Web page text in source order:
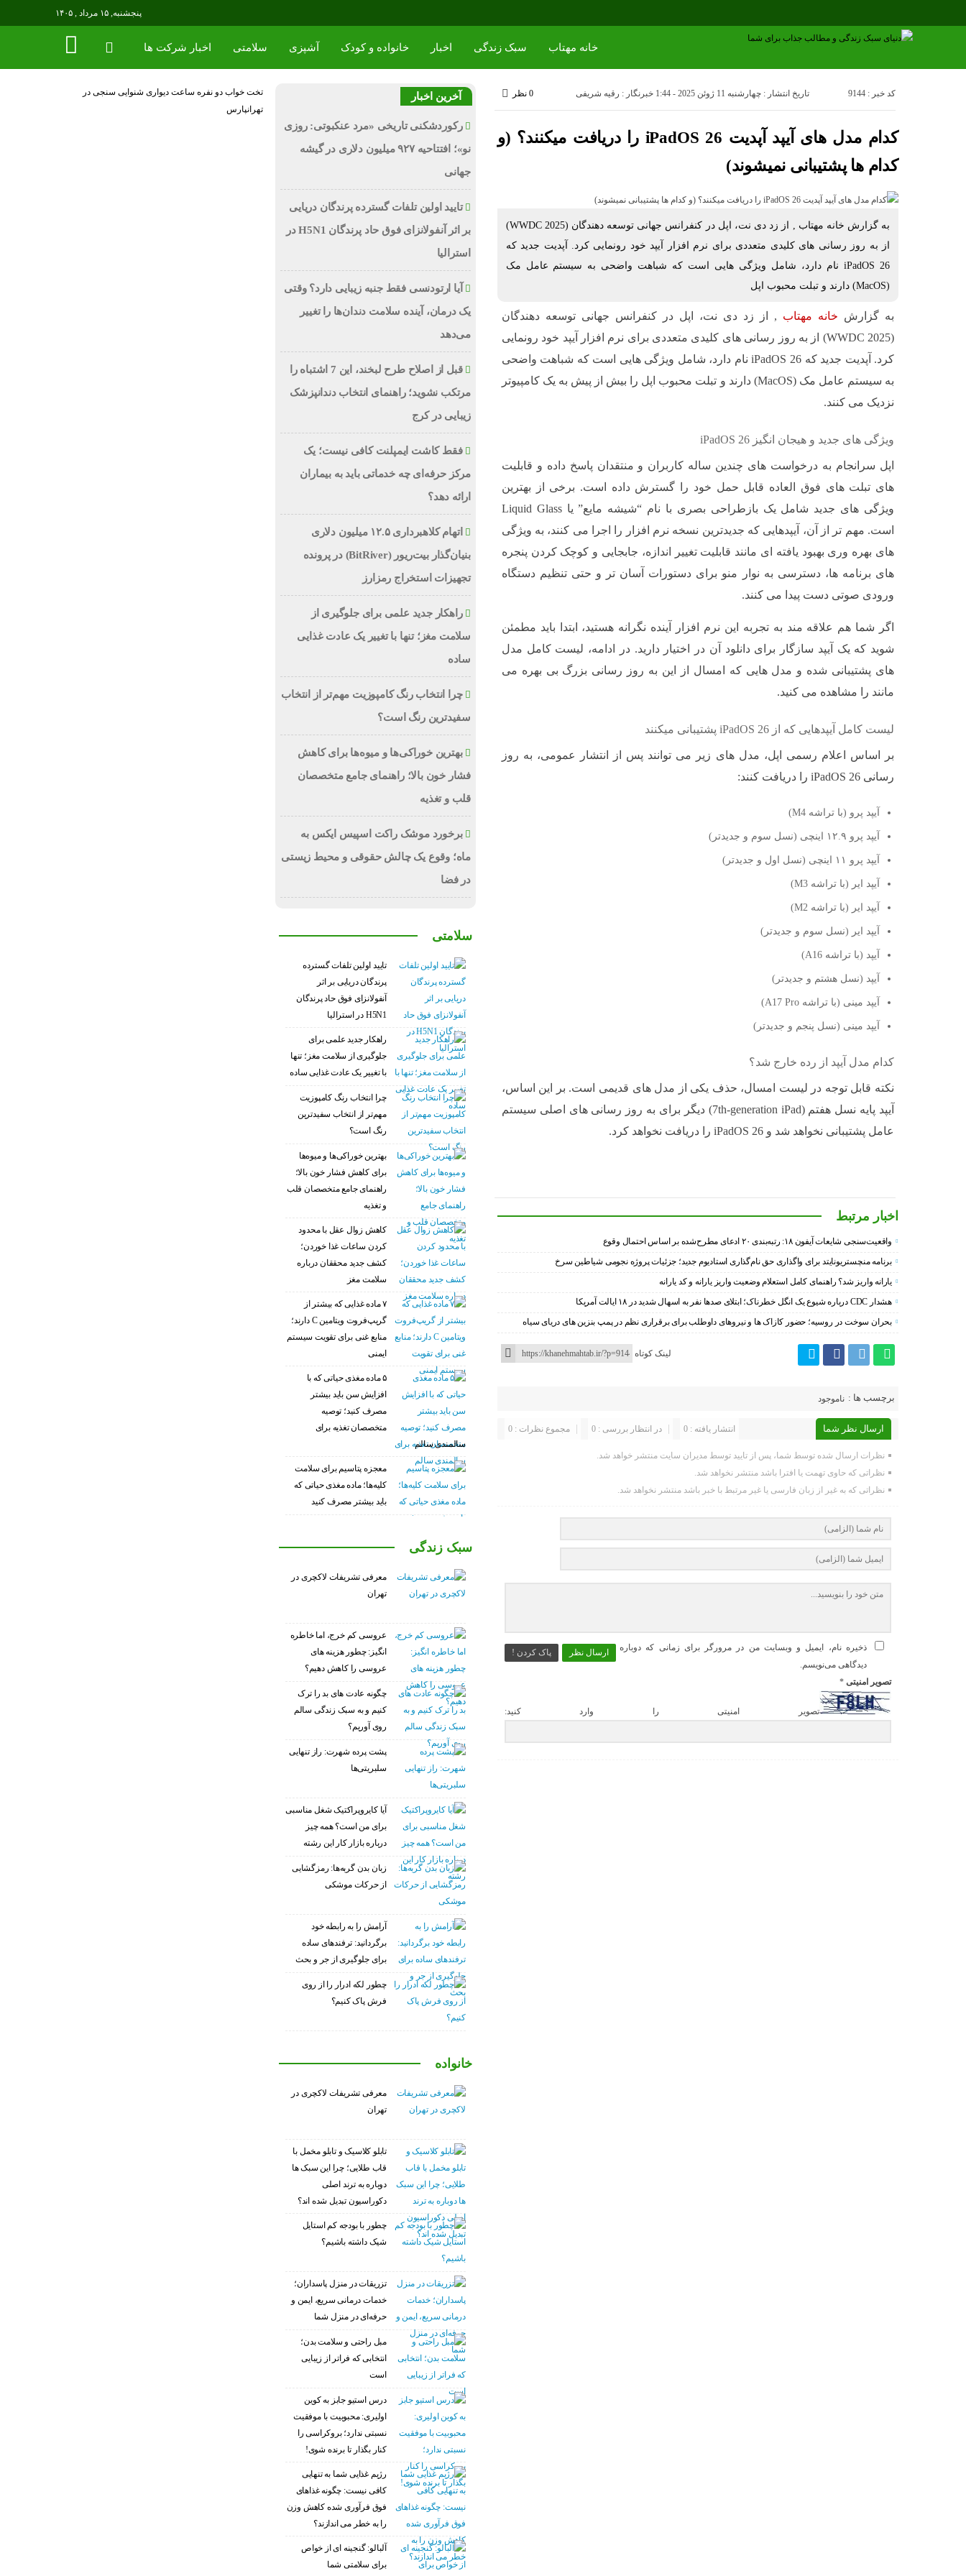
پنجشنبه, ۱۵ مرداد , ۱۴۰۵
خانه مهتاب سبک زندگی اخبار خانواده و کودک آشپزی سلامتی اخبار شرکت ها
تاریخ انتشار : چهارشنبه 11 ژوئن 2025 - 1:44 خبرنگار : رقیه شریفی کد خبر : 9144 0 نظر
کدام مدل های آیپد آپدیت iPadOS 26 را دریافت میکنند؟ (و
کدام ها پشتیبانی نمیشوند)
به گزارش خانه مهتاب , از زد دی نت، اپل در کنفرانس جهانی توسعه دهندگان (WWDC 2025)
از به روز رسانی های کلیدی متعددی برای نرم افزار آیپد خود رونمایی کرد. آپدیت جدید که
iPadOS 26 نام دارد، شامل ویژگی هایی است که شباهت واضحی به سیستم عامل مک
(MacOS) دارند و تبلت محبوب اپل
به گزارش خانه مهتاب , از زد دی نت، اپل در کنفرانس جهانی توسعه دهندگان
(WWDC 2025) از به روز رسانی های کلیدی متعددی برای نرم افزار آیپد خود رونمایی
کرد. آپدیت جدید که iPadOS 26 نام دارد، شامل ویژگی هایی است که شباهت واضحی
به سیستم عامل مک (MacOS) دارند و تبلت محبوب اپل را بیش از پیش به یک کامپیوتر
نزدیک می کنند.
ویژگی های جدید و هیجان انگیز iPadOS 26
اپل سرانجام به درخواست های چندین ساله کاربران و منتقدان پاسخ داده و قابلیت
های تبلت های فوق العاده قابل حمل خود را گسترش داده است. برخی از بهترین
ویژگی های جدید شامل یک بازطراحی بصری با نام “شیشه مایع” یا Liquid Glass
است. مهم تر از آن، آیپدهایی که جدیدترین نسخه نرم افزار را اجرا می کنند، به ویژگی
های بهره وری بهبود یافته ای مانند قابلیت تغییر اندازه، جابجایی و کوچک کردن پنجره
های برنامه ها، دسترسی به نوار منو برای دستورات آسان تر و حتی تنظیم دستگاه
ورودی صوتی دست پیدا می کنند.
اگر شما هم علاقه مند به تجربه این نرم افزار آینده نگرانه هستید، ابتدا باید مطمئن
شوید که یک آیپد سازگار برای دانلود آن در اختیار دارید. در ادامه، لیست کامل مدل
های پشتیبانی شده و مدل هایی که امسال از این به روز رسانی بزرگ بی بهره می
مانند را مشاهده می کنید.
لیست کامل آیپدهایی که از iPadOS 26 پشتیبانی میکنند
بر اساس اعلام رسمی اپل، مدل های زیر می توانند پس از انتشار عمومی، به روز
رسانی iPadOS 26 را دریافت کنند:
آیپد پرو (با تراشه M4)
آیپد پرو ۱۲.۹ اینچی (نسل سوم و جدیدتر)
آیپد پرو ۱۱ اینچی (نسل اول و جدیدتر)
آیپد ایر (با تراشه M3)
آیپد ایر (با تراشه M2)
آیپد ایر (نسل سوم و جدیدتر)
آیپد (با تراشه A16)
آیپد (نسل هشتم و جدیدتر)
آیپد مینی (با تراشه A17 Pro)
آیپد مینی (نسل پنجم و جدیدتر)
کدام مدل آیپد از رده خارج شد؟
نکته قابل توجه در لیست امسال، حذف یکی از مدل های قدیمی است. بر این اساس،
آیپد پایه نسل هفتم (7th-generation iPad) دیگر برای به روز رسانی های اصلی سیستم
عامل پشتیبانی نخواهد شد و iPadOS 26 را دریافت نخواهد کرد.
اخبار مرتبط
واقعیت‌سنجی شایعات آیفون ۱۸: رتبه‌بندی ۲۰ ادعای مطرح‌شده بر اساس احتمال وقوع
برنامه منچستریونایتد برای واگذاری حق نام‌گذاری استادیوم جدید؛ جزئیات پروژه نجومی شیاطین سرخ
یارانه واریز شد؟ راهنمای کامل استعلام وضعیت واریز یارانه و کد یارانه
هشدار CDC درباره شیوع یک انگل خطرناک؛ ابتلای صدها نفر به اسهال شدید در ۱۸ ایالت آمریکا
بحران سوخت در روسیه؛ حضور کازاک‌ ها و نیروهای داوطلب برای برقراری نظم در پمپ بنزین‌ های دریای سیاه
لینک کوتاه
برچسب ها : ناموجود
ارسال نظر شما مجموع نظرات : 0 در انتظار بررسی : 0 انتشار یافته : 0
نظرات ارسال شده توسط شما، پس از تایید توسط مدیران سایت منتشر خواهد شد.
نظراتی که حاوی تهمت یا افترا باشد منتشر نخواهد شد.
نظراتی که به غیر از زبان فارسی یا غیر مرتبط با خبر باشد منتشر نخواهد شد.
ارسال نظر پاک کردن !
ذخیره نام، ایمیل و وبسایت من در مرورگر برای زمانی که دوباره
دیدگاهی می‌نویسم.
تصویر امنیتی*
تصویر امنیتی را وارد کنید:
آخرین اخبار
رکوردشکنی تاریخی «مرد عنکبوتی: روزی
نو»؛ افتتاحیه ۹۲۷ میلیون دلاری در گیشه
جهانی
تایید اولین تلفات گسترده پرندگان دریایی
بر اثر آنفولانزای فوق حاد پرندگان H5N1 در
استرالیا
آیا ارتودنسی فقط جنبه زیبایی دارد؟ وقتی
یک درمان، آینده سلامت دندان‌ها را تغییر
می‌دهد
قبل از اصلاح طرح لبخند، این 7 اشتباه را
مرتکب نشوید؛ راهنمای انتخاب دندانپزشک
زیبایی در کرج
فقط کاشت ایمپلنت کافی نیست؛ یک
مرکز حرفه‌ای چه خدماتی باید به بیماران
ارائه دهد؟
اتهام کلاهبرداری ۱۲.۵ میلیون دلاری
بنیان‌گذار بیت‌ریور (BitRiver) در پرونده
تجهیزات استخراج رمزارز
راهکار جدید علمی برای جلوگیری از
سلامت مغز؛ تنها با تغییر یک عادت غذایی
ساده
چرا انتخاب رنگ کامپوزیت مهم‌تر از انتخاب
سفیدترین رنگ است؟
بهترین خوراکی‌ها و میوه‌ها برای کاهش
فشار خون بالا؛ راهنمای جامع متخصصان
قلب و تغذیه
برخورد موشک راکت اسپیس ایکس به
ماه؛ وقوع یک چالش حقوقی و محیط زیستی
در فضا
سلامتی
تایید اولین تلفات گسترده
پرندگان دریایی بر اثر
آنفولانزای فوق حاد پرندگان
H5N1 در استرالیا
راهکار جدید علمی برای
جلوگیری از سلامت مغز؛ تنها
با تغییر یک عادت غذایی ساده
چرا انتخاب رنگ کامپوزیت
مهم‌تر از انتخاب سفیدترین
رنگ است؟
بهترین خوراکی‌ها و میوه‌ها
برای کاهش فشار خون بالا؛
راهنمای جامع متخصصان قلب
و تغذیه
کاهش زوال عقل با محدود
کردن ساعات غذا خوردن؛
کشف جدید محققان درباره
سلامت مغز
۷ ماده غذایی که بیشتر از
گریپ‌فروت ویتامین C دارند؛
منابع غنی برای تقویت سیستم
ایمنی
۵ ماده مغذی حیاتی که با
افزایش سن باید بیشتر
مصرف کنید؛ توصیه
متخصصان تغذیه برای
سالمندی سالم
معجزه پتاسیم برای سلامت
کلیه‌ها؛ ماده مغذی حیاتی که
باید بیشتر مصرف کنید
سبک زندگی
معرفی تشریفات لاکچری در
تهران
عروسی کم خرج، اما خاطره
انگیز: چطور هزینه های
عروسی را کاهش دهیم؟
چگونه عادت‌ های بد را ترک
کنیم و به سبک زندگی سالم
روی آوریم؟
پشت پرده شهرت: راز تنهایی
سلبریتی‌ها
آیا کایروپراکتیک شغل مناسبی
برای من است؟ همه چیز
درباره بازار کار این رشته
زبان بدن گربه‌ها: رمزگشایی
از حرکات موشکی
آرامش را به رابطه خود
برگردانید: ترفندهای ساده
برای جلوگیری از جر و بحث
چطور لکه ادرار را از روی
فرش پاک کنیم؟
خانواده
معرفی تشریفات لاکچری در
تهران
تابلو کلاسیک و تابلو مخمل با
قاب طلایی؛ چرا این سبک ها
دوباره به ترند اصلی
دکوراسیون تبدیل شده اند؟
چطور با بودجه کم استایل
شیک داشته باشیم؟
تزریقات در منزل پاسداران؛
خدمات درمانی سریع، ایمن و
حرفه‌ای در منزل شما
مبل راحتی و سلامت بدن؛
انتخابی که فراتر از زیبایی
است
درس استیو جابز به کوین
اولیری: محبوبیت با موفقیت
نسبتی ندارد؛ بروکراسی را
کنار بگذار تا برنده شوی!
رژیم غذایی شما به تنهایی
کافی نیست: چگونه غذاهای
فوق فرآوری شده کاهش وزن
را به خطر می اندازند؟
آلبالو: گنجینه ای از خواص
برای سلامتی شما
تخت خواب دو نفرهساعت دیواریشنوایی سنجی در
تهرانپارس